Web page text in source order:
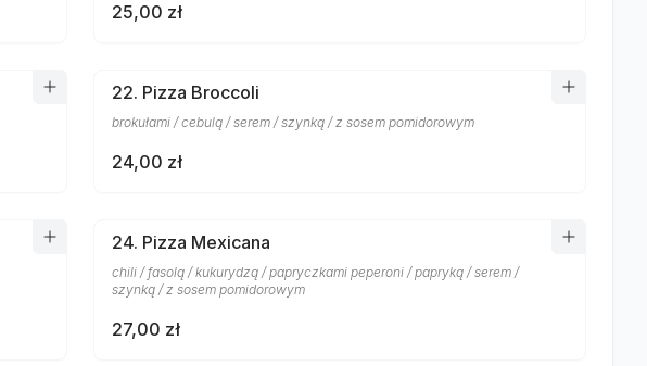
25,00 zł
22. Pizza Broccoli
brokułami / cebulą / serem / szynką / z sosem pomidorowym
24,00 zł
24. Pizza Mexicana
chili / fasolą / kukurydzą / papryczkami peperoni / papryką / serem /
szynką / z sosem pomidorowym
27,00 zł